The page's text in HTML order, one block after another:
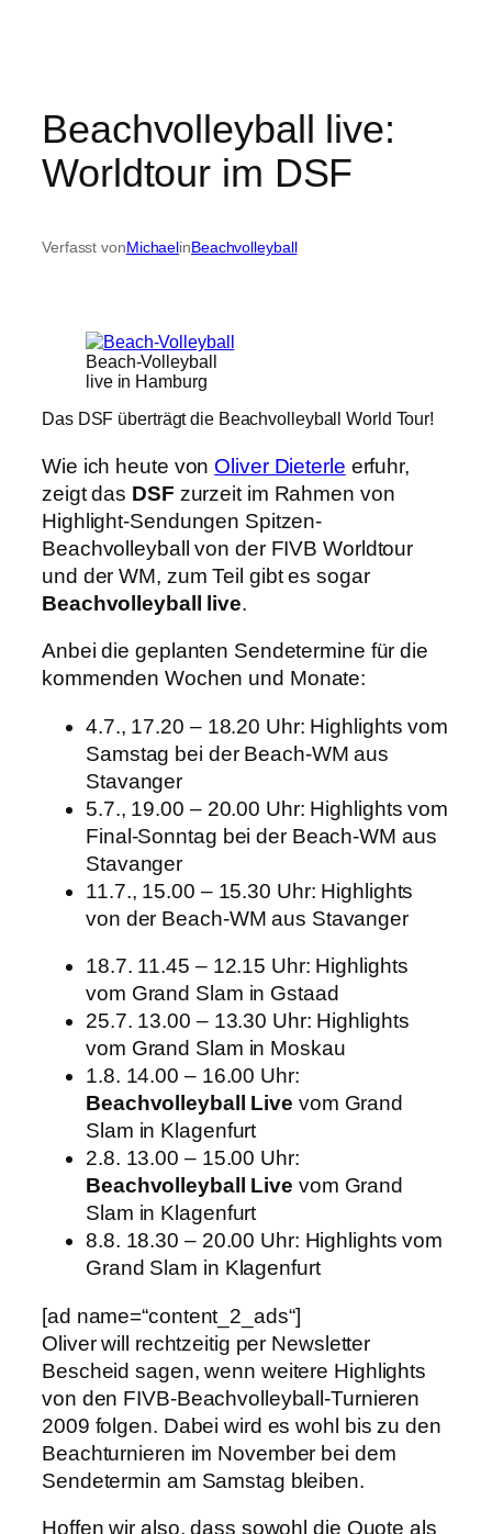
Beachvolleyball live:
Worldtour im DSF
Verfasst vonMichaelinBeachvolleyball
Beach-Volleyball
live in Hamburg
Das DSF überträgt die Beachvolleyball World Tour!
Wie ich heute von Oliver Dieterle erfuhr,
zeigt das DSF zurzeit im Rahmen von
Highlight-Sendungen Spitzen-
Beachvolleyball von der FIVB Worldtour
und der WM, zum Teil gibt es sogar
Beachvolleyball live.
Anbei die geplanten Sendetermine für die
kommenden Wochen und Monate:
4.7., 17.20 – 18.20 Uhr: Highlights vom
Samstag bei der Beach-WM aus
Stavanger
5.7., 19.00 – 20.00 Uhr: Highlights vom
Final-Sonntag bei der Beach-WM aus
Stavanger
11.7., 15.00 – 15.30 Uhr: Highlights
von der Beach-WM aus Stavanger
18.7. 11.45 – 12.15 Uhr: Highlights
vom Grand Slam in Gstaad
25.7. 13.00 – 13.30 Uhr: Highlights
vom Grand Slam in Moskau
1.8. 14.00 – 16.00 Uhr:
Beachvolleyball Live vom Grand
Slam in Klagenfurt
2.8. 13.00 – 15.00 Uhr:
Beachvolleyball Live vom Grand
Slam in Klagenfurt
8.8. 18.30 – 20.00 Uhr: Highlights vom
Grand Slam in Klagenfurt
[ad name=“content_2_ads“]
Oliver will rechtzeitig per Newsletter
Bescheid sagen, wenn weitere Highlights
von den FIVB-Beachvolleyball-Turnieren
2009 folgen. Dabei wird es wohl bis zu den
Beachturnieren im November bei dem
Sendetermin am Samstag bleiben.
Hoffen wir also, dass sowohl die Quote als